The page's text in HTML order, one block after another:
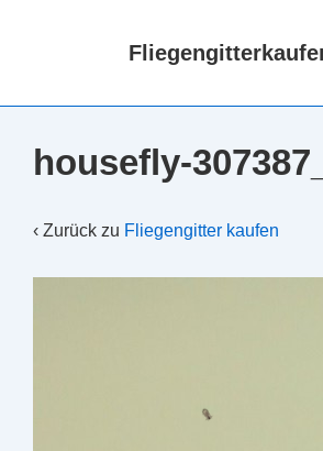
housefly-
‹ Zurück zu Fliegengitter kaufen